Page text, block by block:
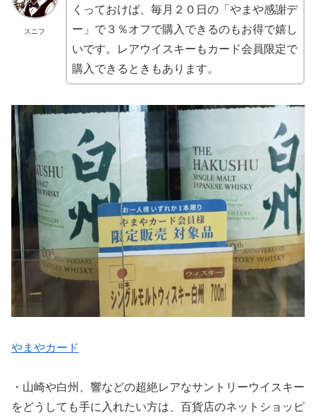
スニフ
くっておけば、毎月２０日の「やまや感謝デ
ー」で３％オフで購入できるのもお得で嬉し
いです。レアウイスキーもカード会員限定で
購入できるときもあります。
やまやカード
・山崎や白州、響などの超絶レアなサントリーウイスキー
をどうしても手に入れたい方は、百貨店のネットショッピ